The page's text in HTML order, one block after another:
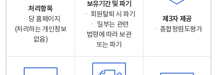
처리항목
ㆍ 당 홈페이지
(처리하는 개인정보
없음)
보유기간 및 파기
ㆍ 회원탈퇴 시 파기
ㆍ 일부는 관련
법령에 따라 보관
또는 파기
제3자 제공
ㆍ 종합청렴도평가